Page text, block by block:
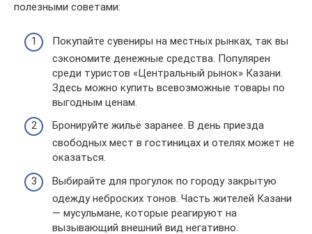
полезными советами:
Покупайте сувениры на местных рынках, так вы
сэкономите денежные средства. Популярен
среди туристов «Центральный рынок» Казани.
Здесь можно купить всевозможные товары по
выгодным ценам.
Бронируйте жильё заранее. В день приезда
свободных мест в гостиницах и отелях может не
оказаться.
Выбирайте для прогулок по городу закрытую
одежду неброских тонов. Часть жителей Казани
— мусульмане, которые реагируют на
вызывающий внешний вид негативно.